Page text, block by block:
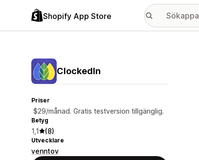
Shopify App Store
ClockedIn
Priser
$29/månad. Gratis testversion tillgänglig.
Betyg
1,1 (8)
Utvecklare
venntov